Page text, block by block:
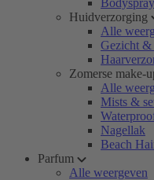
Bodyspray
Huidverzorging
Alle
Gezicht &
Zomerse make-
Alle
Mists &
Nagellak
Beach
Parfum
Alle weergeven